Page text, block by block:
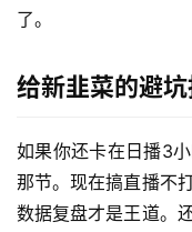
首
了。
给新韭菜的避
如果你还卡在日播3
那节。现在搞直播不
数据复盘才是王道。